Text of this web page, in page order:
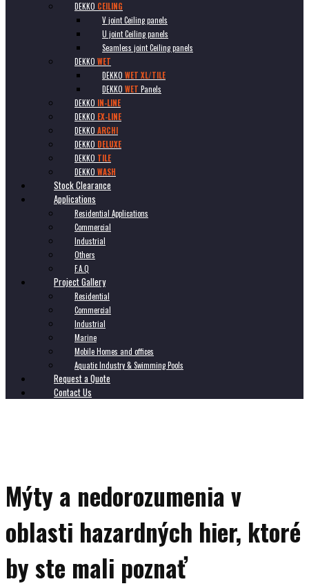
DEKKO CEILING
V joint Ceiling panels
U joint Ceiling panels
Seamless joint Ceiling panels
DEKKO WET
DEKKO WET XL/TILE
DEKKO WET Panels
DEKKO IN-LINE
DEKKO EX-LINE
DEKKO ARCHI
DEKKO DELUXE
DEKKO TILE
DEKKO WASH
Stock Clearance
Applications
Residential Applications
Commercial
Industrial
Others
F.A.Q
Project Gallery
Residential
Commercial
Industrial
Marine
Mobile Homes and offices
Aquatic Industry & Swimming Pools
Request a Quote
Contact Us
Mýty a nedorozumenia v
oblasti hazardných hier, ktoré
by ste mali poznať